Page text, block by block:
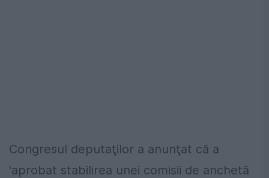
Congresul deputaţilor a anunţat că a
'aprobat stabilirea unei comisii de anchetă